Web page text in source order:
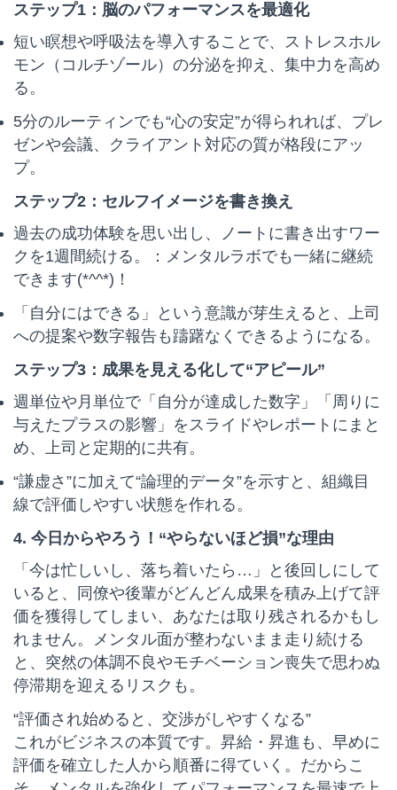
ステップ1：脳のパフォーマンスを最適化
短い瞑想や呼吸法を導入することで、ストレスホル
モン（コルチゾール）の分泌を抑え、集中力を高め
る。
5分のルーティンでも“心の安定”が得られれば、プレ
ゼンや会議、クライアント対応の質が格段にアッ
プ。
ステップ2：セルフイメージを書き換え
過去の成功体験を思い出し、ノートに書き出すワー
クを1週間続ける。：メンタルラボでも一緒に継続
できます(*^^*)！
「自分にはできる」という意識が芽生えると、上司
への提案や数字報告も躊躇なくできるようになる。
ステップ3：成果を見える化して“アピール”
週単位や月単位で「自分が達成した数字」「周りに
与えたプラスの影響」をスライドやレポートにまと
め、上司と定期的に共有。
“謙虚さ”に加えて“論理的データ”を示すと、組織目
線で評価しやすい状態を作れる。
4. 今日からやろう！“やらないほど損”な理由
「今は忙しいし、落ち着いたら…」と後回しにして
いると、同僚や後輩がどんどん成果を積み上げて評
価を獲得してしまい、あなたは取り残されるかもし
れません。メンタル面が整わないまま走り続ける
と、突然の体調不良やモチベーション喪失で思わぬ
停滞期を迎えるリスクも。
“評価され始めると、交渉がしやすくなる”
これがビジネスの本質です。昇給・昇進も、早めに
評価を確立した人から順番に得ていく。だからこ